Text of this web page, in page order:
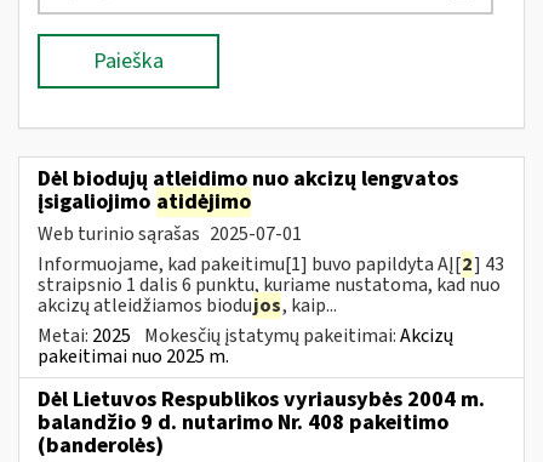
Paieška
Dėl biodujų atleidimo nuo akcizų lengvatos
įsigaliojimo atidėjimo
Web turinio sąrašas 2025-07-01
Informuojame, kad pakeitimu[1] buvo papildyta AĮ[2] 43
straipsnio 1 dalis 6 punktu, kuriame nustatoma, kad nuo
akcizų atleidžiamos biodujos, kaip...
Metai: 2025 Mokesčių įstatymų pakeitimai:Akcizų
pakeitimai nuo 2025 m.
Dėl Lietuvos Respublikos vyriausybės 2004 m.
balandžio 9 d. nutarimo Nr. 408 pakeitimo
(banderolės)